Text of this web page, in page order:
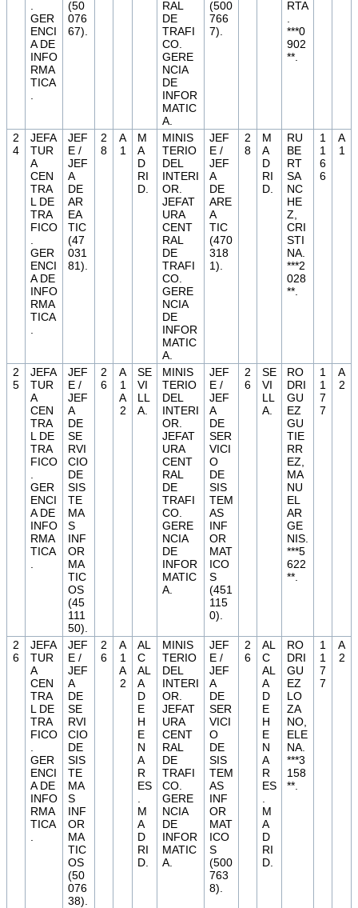
GER
ENCI
A DE
INFO
RMA
TICA
(50
076
67).
RAL
DE
TRAFI
CO.
GERE
NCIA
DE
INFOR
MATIC
A.
(500
766
7).
RTA
***0
902
**.
2
4
JEFA
TUR
A
CEN
TRA
L DE
TRA
FICO
GER
ENCI
A DE
INFO
RMA
TICA
JEF
E /
JEF
A
DE
AR
EA
TIC
(47
031
81).
2
8
A
1
M
A
D
RI
D.
MINIS
TERIO
DEL
INTERI
OR.
JEFAT
URA
CENT
RAL
DE
TRAFI
CO.
GERE
NCIA
DE
INFOR
MATIC
A.
JEF
E /
JEF
A
DE
ARE
A
TIC
(470
318
1).
2
8
M
A
D
RI
D.
RU
BE
RT
SA
NC
HE
Z,
CRI
STI
NA.
***2
028
**.
1
1
6
6
A
1
2
5
JEFA
TUR
A
CEN
TRA
L DE
TRA
FICO
GER
ENCI
A DE
INFO
RMA
TICA
JEF
E /
JEF
A
DE
SE
RVI
CIO
DE
SIS
TE
MA
S
INF
OR
MA
TIC
OS
(45
111
50).
2
6
A
1
A
2
SE
VI
LL
A.
MINIS
TERIO
DEL
INTERI
OR.
JEFAT
URA
CENT
RAL
DE
TRAFI
CO.
GERE
NCIA
DE
INFOR
MATIC
A.
JEF
E /
JEF
A
DE
SER
VICI
O
DE
SIS
TEM
AS
INF
OR
MAT
ICO
S
(451
115
0).
2
6
SE
VI
LL
A.
RO
DRI
GU
EZ
GU
TIE
RR
EZ,
MA
NU
EL
AR
GE
NIS.
***5
622
**.
1
1
7
7
A
2
2
6
JEFA
TUR
A
CEN
TRA
L DE
TRA
FICO
GER
ENCI
A DE
INFO
RMA
TICA
JEF
E /
JEF
A
DE
SE
RVI
CIO
DE
SIS
TE
MA
S
INF
OR
MA
TIC
OS
(50
076
38).
2
6
A
1
A
2
AL
C
AL
A
D
E
H
E
N
A
R
ES
M
A
D
RI
D.
MINIS
TERIO
DEL
INTERI
OR.
JEFAT
URA
CENT
RAL
DE
TRAFI
CO.
GERE
NCIA
DE
INFOR
MATIC
A.
JEF
E /
JEF
A
DE
SER
VICI
O
DE
SIS
TEM
AS
INF
OR
MAT
ICO
S
(500
763
8).
2
6
AL
C
AL
A
D
E
H
E
N
A
R
ES
M
A
D
RI
D.
RO
DRI
GU
EZ
LO
ZA
NO,
ELE
NA.
***3
158
**.
1
1
7
7
A
2